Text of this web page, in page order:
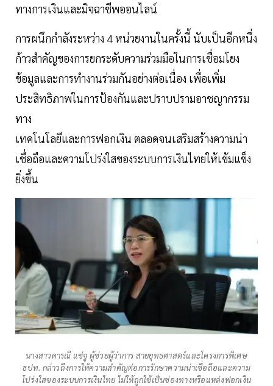
ทางการเงินและมิจฉาชีพออนไลน์
การผนึกกำลังระหว่าง 4 หน่วยงานในครั้งนี้ นับเป็นอีกหนึ่ง
ก้าวสำคัญของการยกระดับความร่วมมือในการเชื่อมโยง
ข้อมูลและการทำงานร่วมกันอย่างต่อเนื่อง เพื่อเพิ่ม
ประสิทธิภาพในการป้องกันและปราบปรามอาชญากรรม
ทาง
เทคโนโลยีและการฟอกเงิน ตลอดจนเสริมสร้างความน่า
เชื่อถือและความโปร่งใสของระบบการเงินไทยให้เข้มแข็ง
ยิ่งขึ้น
นางสาวดารณี แซ่จู ผู้ช่วยผู้ว่าการ สายยุทธศาสตร์และโครงการพิเศษ
ธปท. กล่าวถึงการให้ความสำคัญต่อการรักษาความน่าเชื่อถือและความ
โปร่งใสของระบบการเงินไทย ไม่ให้ถูกใช้เป็นช่องทางหรือแหล่งฟอกเงิน